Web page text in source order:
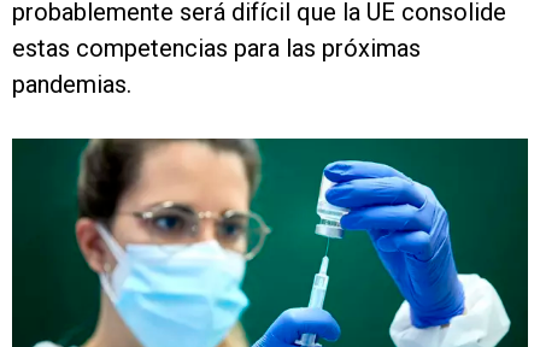
probablemente será difícil que la UE consolide
estas competencias para las próximas
pandemias.